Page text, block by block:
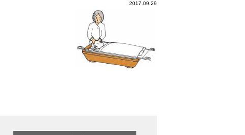
2017.09.29